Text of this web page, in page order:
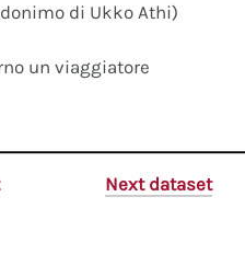
di Ukko Athi)
un viaggiatore
Next dataset